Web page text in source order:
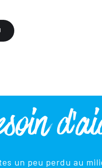
un peu perdu au